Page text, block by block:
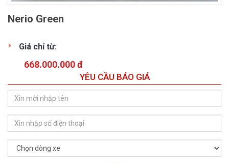
Nerio Green
Giá chỉ từ:
668.000.000 đ
YÊU CẦU BÁO GIÁ